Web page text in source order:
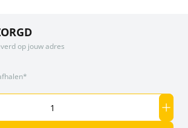
op jouw adres